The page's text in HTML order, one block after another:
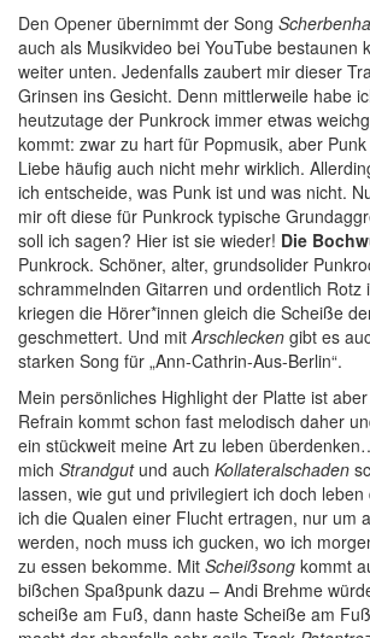
Den Opener übernimmt der Song
auch als Musikvideo bei YouTube bestaunen
weiter unten. Jedenfalls zaubert mir dieser
Grinsen ins Gesicht. Denn mittlerweile habe
heutzutage der Punkrock immer etwas
kommt: zwar zu hart für Popmusik, aber
Liebe häufig auch nicht mehr wirklich.
ich entscheide, was Punk ist und was nicht.
mir oft diese für Punkrock typische
soll ich sagen? Hier ist sie wieder! Die
Punkrock. Schöner, alter, grundsolider
schrammelnden Gitarren und ordentlich Rotz
kriegen die Hörer*innen gleich die Scheiße
geschmettert. Und mitArschlecken gibt es
starken Song für „Ann-Cathrin-Aus-Berlin“.
Mein persönliches Highlight der Platte ist aber
Refrain kommt schon fast melodisch daher
ein stückweit meine Art zu leben
mich Strandgutund auch Kollateralschaden
lassen, wie gut und privilegiert ich doch
ich die Qualen einer Flucht ertragen, nur um
werden, noch muss ich gucken, wo ich
zu essen bekomme. Mit Scheißsong kommt
bißchen Spaßpunk dazu – Andi Brehme
scheiße am Fuß, dann haste Scheiße am